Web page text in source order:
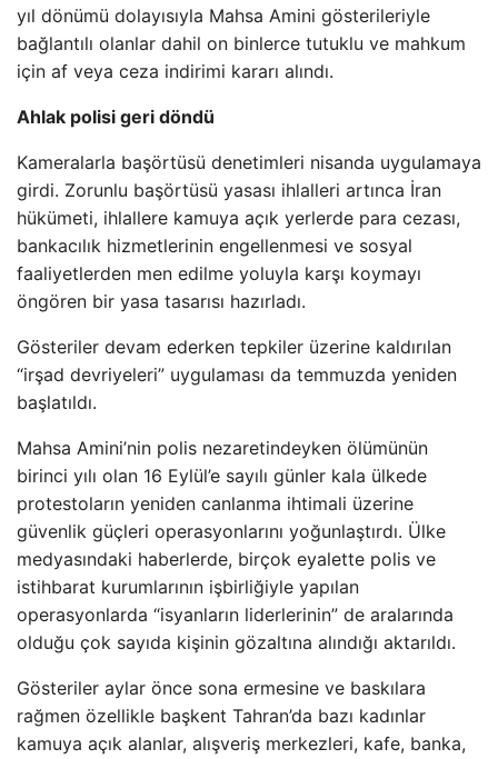
yıl dönümü dolayısıyla Mahsa Amini gösterileriyle
bağlantılı olanlar dahil on binlerce tutuklu ve mahkum
için af veya ceza indirimi kararı alındı.
Ahlak polisi geri döndü
Kameralarla başörtüsü denetimleri nisanda uygulamaya
girdi. Zorunlu başörtüsü yasası ihlalleri artınca İran
hükümeti, ihlallere kamuya açık yerlerde para cezası,
bankacılık hizmetlerinin engellenmesi ve sosyal
faaliyetlerden men edilme yoluyla karşı koymayı
öngören bir yasa tasarısı hazırladı.
Gösteriler devam ederken tepkiler üzerine kaldırılan
“irşad devriyeleri” uygulaması da temmuzda yeniden
başlatıldı.
Mahsa Amini’nin polis nezaretindeyken ölümünün
birinci yılı olan 16 Eylül’e sayılı günler kala ülkede
protestoların yeniden canlanma ihtimali üzerine
güvenlik güçleri operasyonlarını yoğunlaştırdı. Ülke
medyasındaki haberlerde, birçok eyalette polis ve
istihbarat kurumlarının işbirliğiyle yapılan
operasyonlarda “isyanların liderlerinin” de aralarında
olduğu çok sayıda kişinin gözaltına alındığı aktarıldı.
Gösteriler aylar önce sona ermesine ve baskılara
rağmen özellikle başkent Tahran’da bazı kadınlar
kamuya açık alanlar, alışveriş merkezleri, kafe, banka,